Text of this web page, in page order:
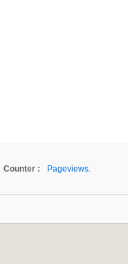
Counter :
Pageviews.